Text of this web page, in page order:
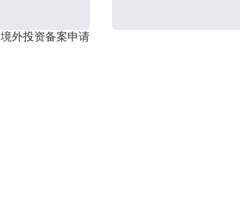
境外投资备案申请